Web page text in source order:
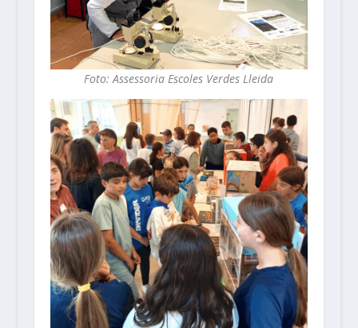
Foto: Assessoria Escoles Verdes Lleida